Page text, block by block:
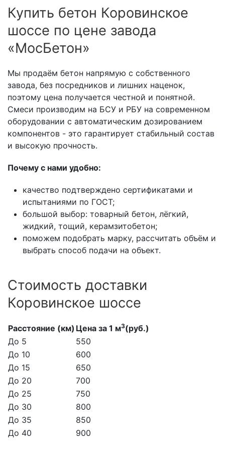
Купить бетон Коровинское
шоссе по цене завода
«МосБетон»
Мы продаём бетон напрямую с собственного
завода, без посредников и лишних наценок,
поэтому цена получается честной и понятной.
Смеси производим на БСУ и РБУ на современном
оборудовании с автоматическим дозированием
компонентов - это гарантирует стабильный состав
и высокую прочность.
Почему с нами удобно:
качество подтверждено сертификатами и
испытаниями по ГОСТ;
большой выбор: товарный бетон, лёгкий,
жидкий, тощий, керамзитобетон;
поможем подобрать марку, рассчитать объём и
выбрать способ подачи на объект.
Стоимость доставки
Коровинское шоссе
Расстояние (км) Цена за 1 м3(руб.)
До 5
550
До 10
600
До 15
650
До 20
700
До 25
750
До 30
800
До 35
850
До 40
900